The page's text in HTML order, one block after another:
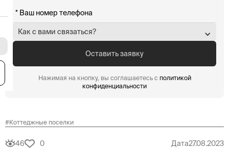
Как с вами связаться?
Нажимая на кнопку, вы соглашаетесь с политикой
конфиденциальности
#Коттеджные поселки
46 0 Дата27.08.2023